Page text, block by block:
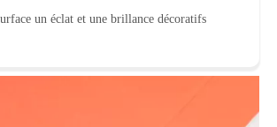
un éclat et une brillance décoratifs